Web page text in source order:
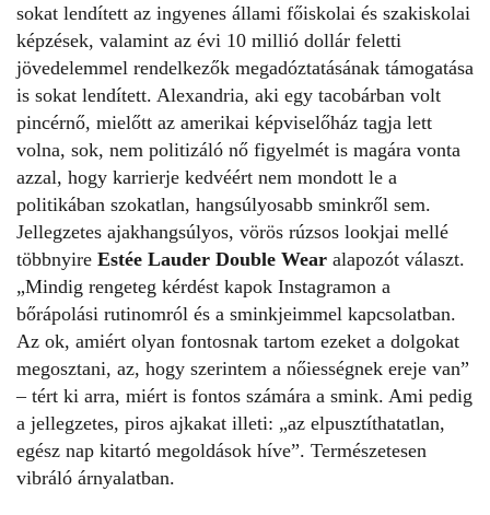
sokat lendített az ingyenes állami főiskolai és szakiskolai
képzések, valamint az évi 10 millió dollár feletti
jövedelemmel rendelkezők megadóztatásának támogatása
is sokat lendített. Alexandria, aki egy tacobárban volt
pincérnő, mielőtt az amerikai képviselőház tagja lett
volna, sok, nem politizáló nő figyelmét is magára vonta
azzal, hogy karrierje kedvéért nem mondott le a
politikában szokatlan, hangsúlyosabb sminkről sem.
Jellegzetes ajakhangsúlyos, vörös rúzsos lookjai mellé
többnyire Estée Lauder Double Wear alapozót választ.
„Mindig rengeteg kérdést kapok Instagramon a
bőrápolási rutinomról és a sminkjeimmel kapcsolatban.
Az ok, amiért olyan fontosnak tartom ezeket a dolgokat
megosztani, az, hogy szerintem a nőiességnek ereje van”
– tért ki arra, miért is fontos számára a smink. Ami pedig
a jellegzetes, piros ajkakat illeti: „az elpusztíthatatlan,
egész nap kitartó megoldások híve”. Természetesen
vibráló árnyalatban.